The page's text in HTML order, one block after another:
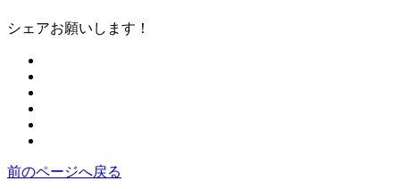
シェアお願いします！
前のページへ戻る